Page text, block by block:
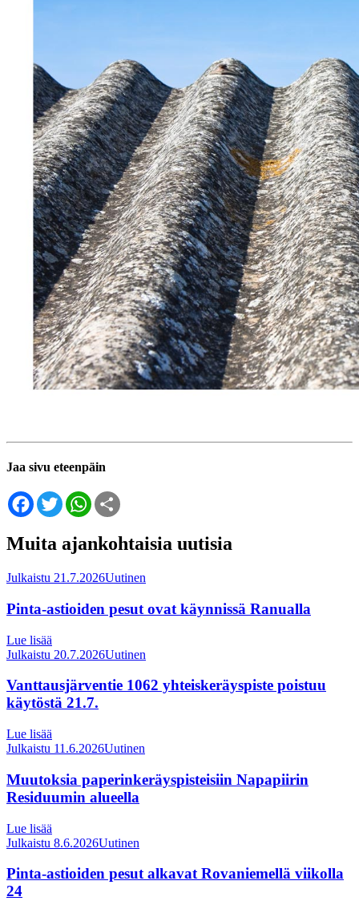
Jaa sivu eteenpäin
FacebookTwitterWhatsApp
Muita ajankohtaisia uutisia
Julkaistu 21.7.2026Uutinen
Pinta-astioiden pesut ovat käynnissä Ranualla
Lue lisää
Julkaistu 20.7.2026Uutinen
Vanttausjärventie 1062 yhteiskeräyspiste poistuu
käytöstä 21.7.
Lue lisää
Julkaistu 11.6.2026Uutinen
Muutoksia paperinkeräyspisteisiin Napapiirin
Residuumin alueella
Lue lisää
Julkaistu 8.6.2026Uutinen
Pinta-astioiden pesut alkavat Rovaniemellä viikolla
24